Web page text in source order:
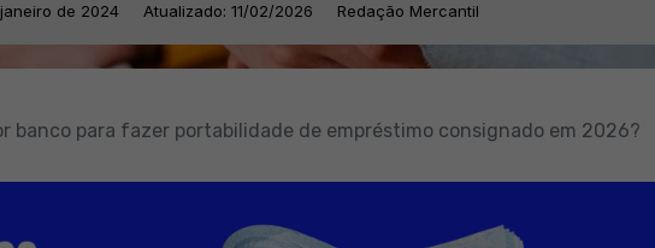
de 2024 Atualizado: 11/02/2026 Redação Mercantil
banco para fazer portabilidade de empréstimo consignado em 2026?